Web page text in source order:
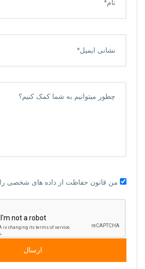
من قانون حفاظت از داده های شخصی را
ارسال